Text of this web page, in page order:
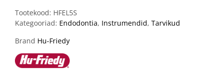
Tootekood: HFEL5S
Kategooriad: Endodontia, Instrumendid, Tarvikud
Brand Hu-Friedy